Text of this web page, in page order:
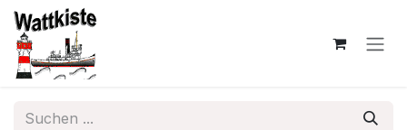
Zum Inhalt springen